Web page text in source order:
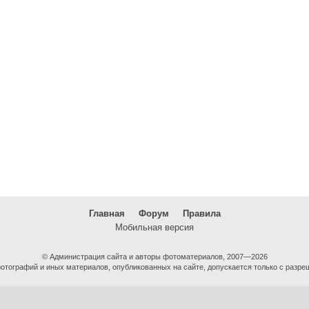
Главная Форум
Правила
Мобильная версия
© Администрация сайта и авторы фотоматериалов, 2007—2026
и иных материалов, опубликованных на сайте, допускается только с